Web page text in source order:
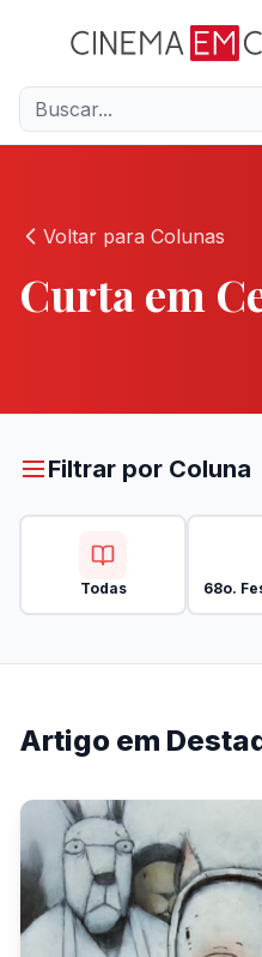
Voltar para Colunas
Curta em
Filtrar por Coluna
Todas 68o.
Artigo em